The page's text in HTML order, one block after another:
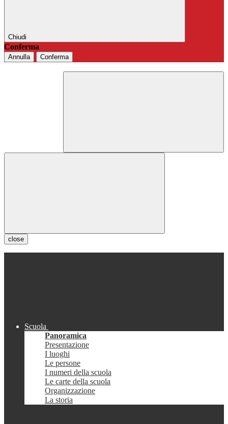
Chiudi
Conferma
Annulla Conferma
close
Scuola
Panoramica
Presentazione
I luoghi
Le persone
I numeri della scuola
Le carte della scuola
Organizzazione
La storia